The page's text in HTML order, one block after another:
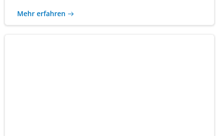
Mehr erfahren